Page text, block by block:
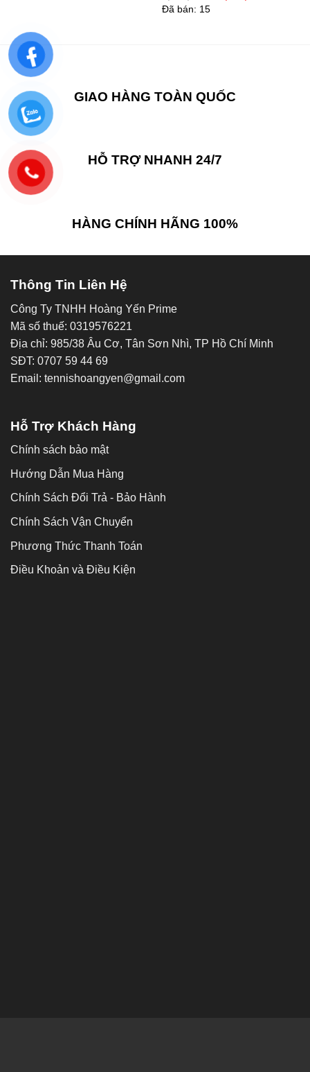
2,300,000 ₫.hạng5.005
Đã bán: 15
GIAO HÀNG TOÀN QUỐC
HỖ TRỢ NHANH 24/7
HÀNG CHÍNH HÃNG 100%
Thông Tin Liên Hệ
Công Ty TNHH Hoàng Yến Prime
Mã số thuế: 0319576221
Địa chỉ: 985/38 Âu Cơ, Tân Sơn Nhì, TP Hồ Chí Minh
SĐT: 0707 59 44 69
Email: tennishoangyen@gmail.com
Hỗ Trợ Khách Hàng
Chính sách bảo mật
Hướng Dẫn Mua Hàng
Chính Sách Đổi Trả - Bảo Hành
Chính Sách Vận Chuyển
Phương Thức Thanh Toán
Điều Khoản và Điều Kiện